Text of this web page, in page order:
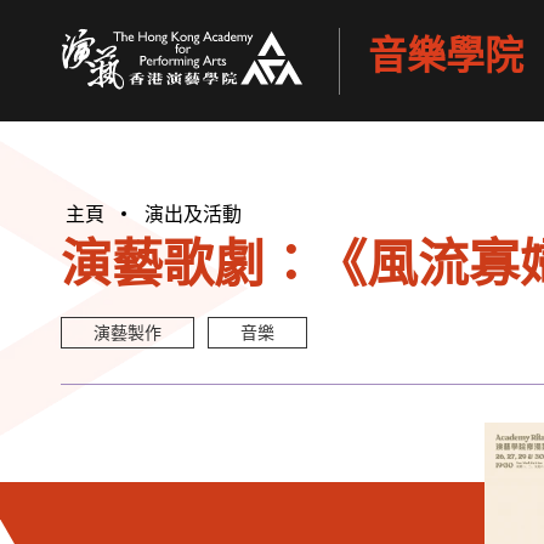
音樂學院
主頁 演出及活動
演藝歌劇：《風流寡
演藝製作 音樂